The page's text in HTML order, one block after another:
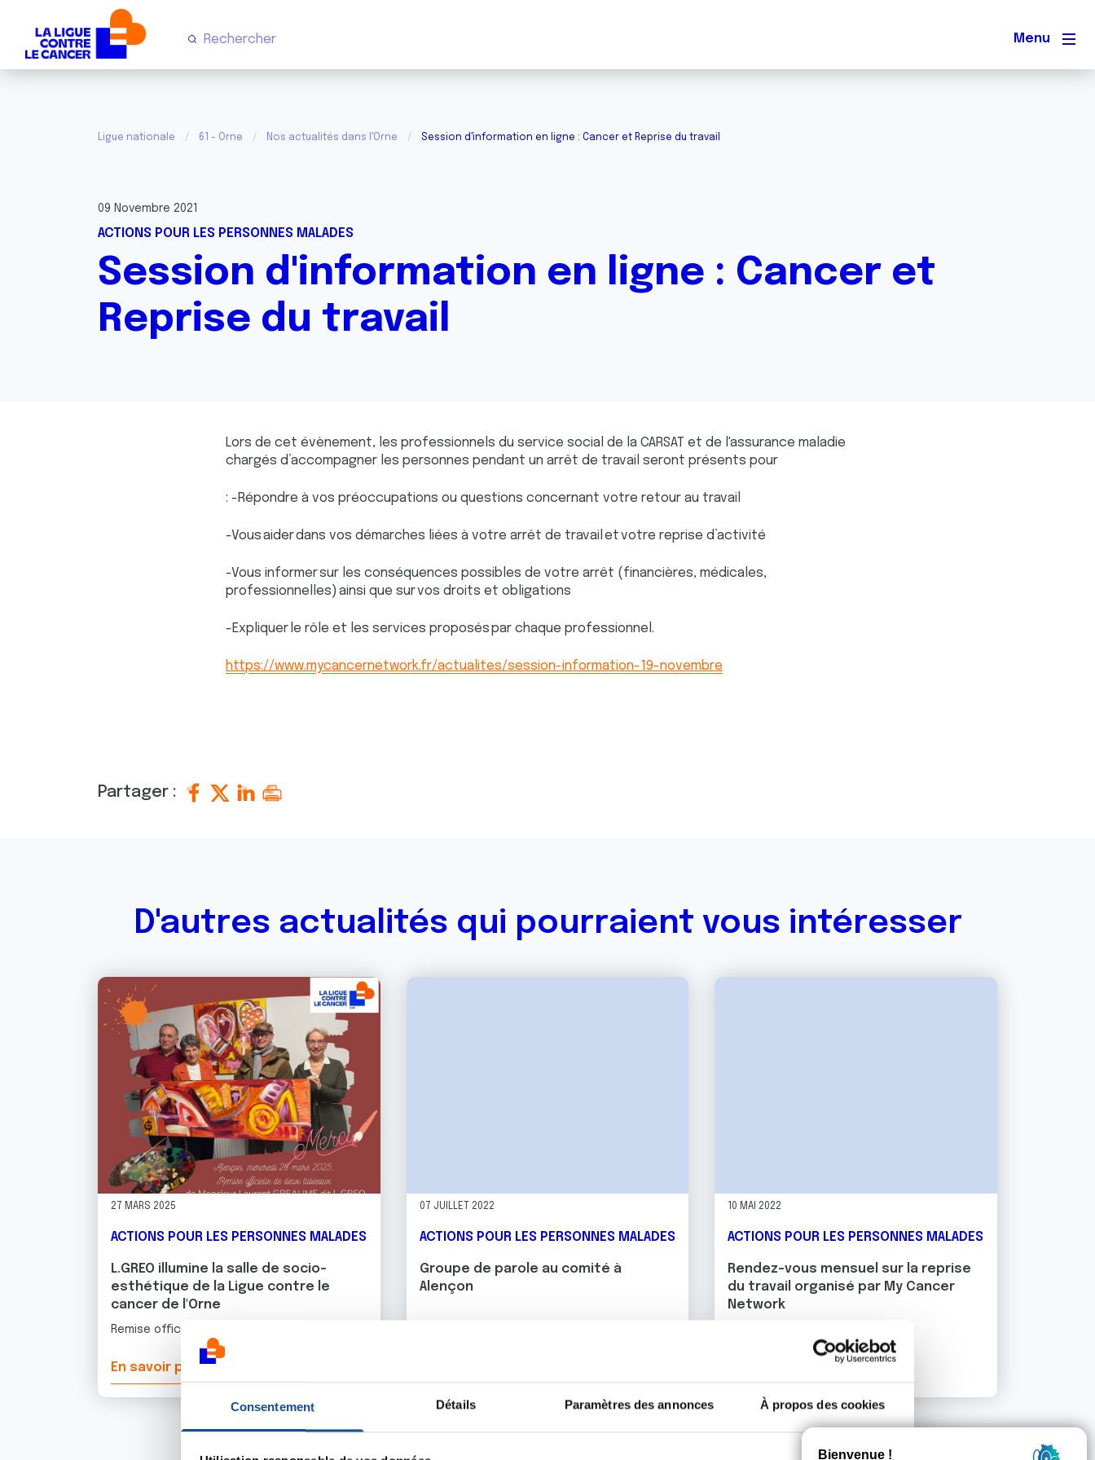
Consentement Détails Paramètres des annonces À propos des cookies
Menu
Ligue nationale 61 - Orne Nos actualités dans l'Orne Session d'information en ligne : Cancer et Reprise du travail
09 Novembre 2021
ACTIONS POUR LES PERSONNES MALADES
Session d'information en ligne : Cancer et
Reprise du travail
Lors de cet évènement, les professionnels du service social de la CARSAT et de l'assurance maladie
chargés d’accompagner les personnes pendant un arrêt de travail seront présents pour
: -Répondre à vos préoccupations ou questions concernant votre retour au travail
-Vous aider dans vos démarches liées à votre arrêt de travail et votre reprise d’activité
-Vous informer sur les conséquences possibles de votre arrêt (financières, médicales,
professionnelles) ainsi que sur vos droits et obligations
-Expliquer le rôle et les services proposés par chaque professionnel.
https://www.mycancernetwork.fr/actualites/session-information-19-novembre
Partager :
D'autres actualités qui pourraient vous intéresser
27 MARS 2025
ACTIONS POUR LES PERSONNES MALADES
L.GREO illumine la salle de socio-
esthétique de la Ligue contre le
cancer de l'Orne
Remise officielle de deux œuvres personnalisées, de M. Laurent GREAUME, dit L.GREO , artiste peintre, en faveur du Comité de l'Orne de la Ligue contre le Cancer.
En savoir plus
07 JUILLET 2022
ACTIONS POUR LES PERSONNES MALADES
Groupe de parole au comité à
Alençon
10 MAI 2022
ACTIONS POUR LES PERSONNES MALADES
Rendez-vous mensuel sur la reprise
du travail organisé par My Cancer
Network